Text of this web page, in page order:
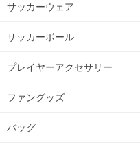
サッカーウェア
サッカーボール
プレイヤーアクセサリー
ファングッズ
バッグ